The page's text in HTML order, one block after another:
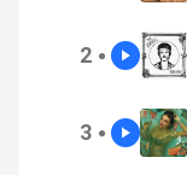
2 ●
3 ●